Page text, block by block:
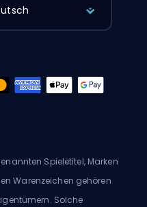
Spieletitel, Marken
Warenzeichen gehören
Solche